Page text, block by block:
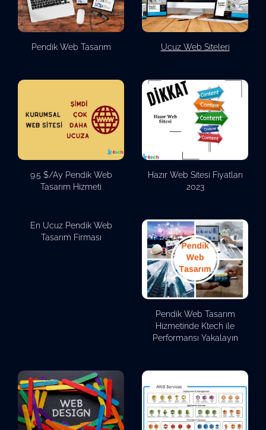
Pendik Web Tasarım Ucuz Web Siteleri
9.5 $/Ay Pendik Web
Tasarım Hizmeti
Hazır Web Sitesi Fiyatları
2023
En Ucuz Pendik Web
Tasarım Firması
Pendik Web Tasarım
Hizmetinde Ktech ile
Performansı Yakalayın